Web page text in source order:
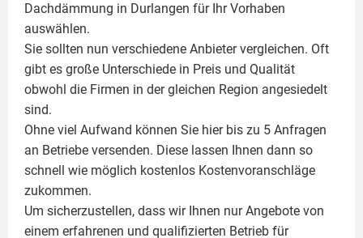
Dachdämmung in Durlangen für Ihr Vorhaben
auswählen.
Sie sollten nun verschiedene Anbieter vergleichen. Oft
gibt es große Unterschiede in Preis und Qualität
obwohl die Firmen in der gleichen Region angesiedelt
sind.
Ohne viel Aufwand können Sie hier bis zu 5 Anfragen
an Betriebe versenden. Diese lassen Ihnen dann so
schnell wie möglich kostenlos Kostenvoranschläge
zukommen.
Um sicherzustellen, dass wir Ihnen nur Angebote von
einem erfahrenen und qualifizierten Betrieb für